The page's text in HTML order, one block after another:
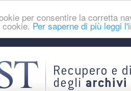
per consentire la corretta
Per saperne di più leggi